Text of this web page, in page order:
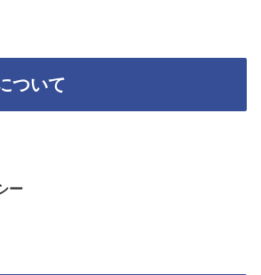
ついて
ー